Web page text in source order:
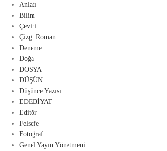
Anlatı
Bilim
Çeviri
Çizgi Roman
Deneme
Doğa
DOSYA
DÜŞÜN
Düşünce Yazısı
EDEBİYAT
Editör
Felsefe
Fotoğraf
Genel Yayın Yönetmeni